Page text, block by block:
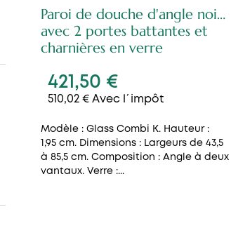
Paroi de douche d'angle noire
avec 2 portes battantes et
charnières en verre
421,50 €
510,02 € Avec l´impôt
Modèle : Glass Combi K. Hauteur :
1,95 cm. Dimensions : Largeurs de 43,5
à 85,5 cm. Composition : Angle à deux
vantaux. Verre :...